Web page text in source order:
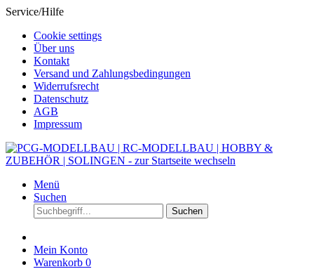
Service/Hilfe
Cookie settings
Über uns
Kontakt
Versand und Zahlungsbedingungen
Widerrufsrecht
Datenschutz
AGB
Impressum
Menü
Suchen
Suchen
Mein Konto
Warenkorb 0